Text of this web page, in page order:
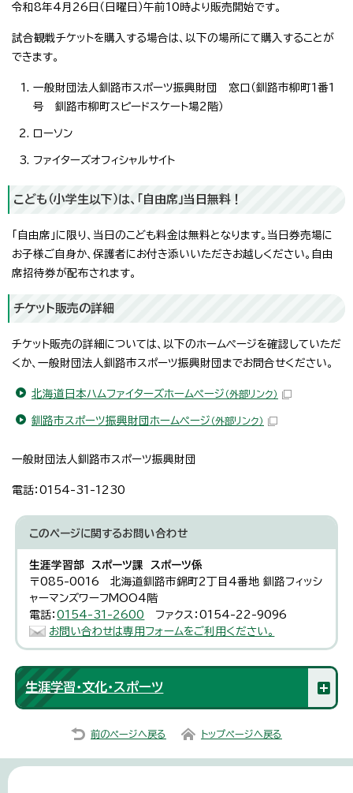
令和8年4月26日（日曜日）午前10時より販売開始です。
試合観戦チケットを購入する場合は、以下の場所にて購入することが
できます。
一般財団法人釧路市スポーツ振興財団 窓口（釧路市柳町1番1
号 釧路市柳町スピードスケート場2階）
ローソン
ファイターズオフィシャルサイト
こども（小学生以下）は、「自由席」当日無料！
「自由席」に限り、当日のこども料金は無料となります。当日券売場に
お子様ご自身か、保護者にお付き添いいただきお越しください。自由
席招待券が配布されます。
チケット販売の詳細
チケット販売の詳細については、以下のホームページを確認していただ
くか、一般財団法人釧路市スポーツ振興財団までお問合せください。
北海道日本ハムファイターズホームページ （外部リンク）
釧路市スポーツ振興財団ホームページ （外部リンク）
一般財団法人釧路市スポーツ振興財団
電話：0154-31-1230
このページに関するお問い合わせ
生涯学習部 スポーツ課 スポーツ係
〒085-0016 北海道釧路市錦町2丁目4番地 釧路フィッシ
ャーマンズワーフMOO4階
電話：0154-31-2600
ファクス：0154-22-9096
お問い合わせは専用フォームをご利用ください。
生涯学習・文化・スポーツ
前のページへ戻る トップページへ戻る